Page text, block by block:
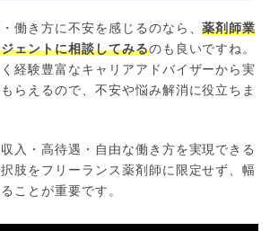
働き方に不安を感じるのなら、薬剤師業
ェントに相談してみるのも良いですね。
経験豊富なキャリアアドバイザーから実
らえるので、不安や悩み解消に役立ちま
入・高待遇・自由な働き方を実現できる
肢をフリーランス薬剤師に限定せず、幅
ことが重要です。